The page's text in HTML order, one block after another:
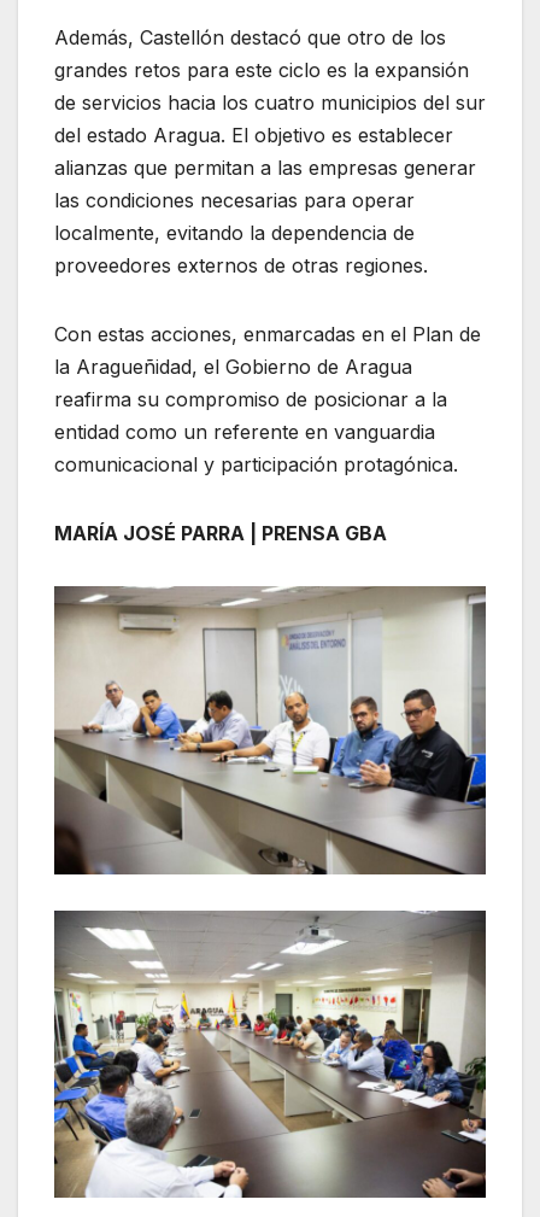
Además, Castellón destacó que otro de los
grandes retos para este ciclo es la expansión
de servicios hacia los cuatro municipios del sur
del estado Aragua. El objetivo es establecer
alianzas que permitan a las empresas generar
las condiciones necesarias para operar
localmente, evitando la dependencia de
proveedores externos de otras regiones.
Con estas acciones, enmarcadas en el Plan de
la Aragueñidad, el Gobierno de Aragua
reafirma su compromiso de posicionar a la
entidad como un referente en vanguardia
comunicacional y participación protagónica.
MARÍA JOSÉ PARRA | PRENSA GBA